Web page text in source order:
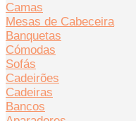
Camas
Mesas de Cabeceira
Banquetas
Cómodas
Sofás
Cadeirões
Cadeiras
Bancos